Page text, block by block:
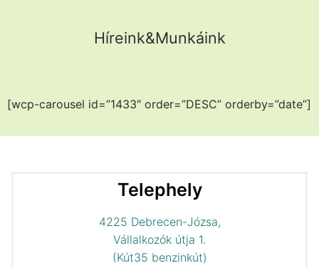
Híreink&Munkáink
[wcp-carousel id=”1433″ order=”DESC” orderby=”date”]
Telephely
4225 Debrecen-Józsa,
Vállalkozók útja 1.
(Kút35 benzinkút)